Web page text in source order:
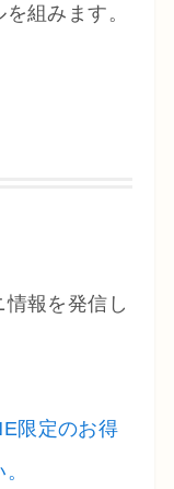
組みます。
報を発信し
限定のお得